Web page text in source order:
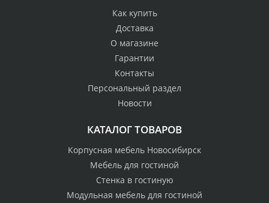
Как купить
Доставка
О магазине
Гарантии
Контакты
Персональный раздел
Новости
КАТАЛОГ ТОВАРОВ
Корпусная мебель Новосибирск
Мебель для гостиной
Стенка в гостиную
Модульная мебель для гостиной